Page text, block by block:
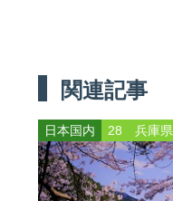
関連記事
日本国内 28 兵庫県